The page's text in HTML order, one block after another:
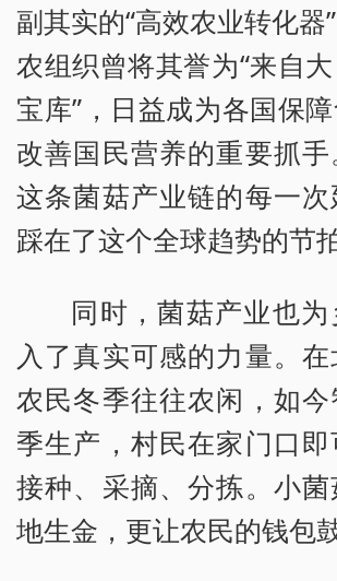
副其实的“高效农业转化器
农组织曾将其誉为“来自
宝库”，日益成为各国保障
改善国民营养的重要抓
这条菌菇产业链的每一
踩在了这个全球趋势的节拍
同时，菌菇产业也
入了真实可感的力量。
农民冬季往往农闲，如
季生产，村民在家门口
接种、采摘、分拣。小
地生金，更让农民的钱包